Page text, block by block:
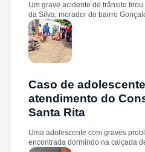
Um grave acidente de trânsito
da Silva, morador do bairro
(02). De acordo com informações,
motocicleta com a esposa no
perdeu o controle do veículo nas
Carema, colidindo violentamente
sofreu traumatismo craniano e
Francivan foi encaminhado ao
de Santa Rita para os
Caso de
atendimento do
Santa Rita
Uma adolescente com graves
encontrada dormindo na calçada